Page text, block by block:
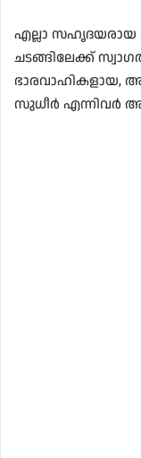
എല്ലാ
ചടങ്ങിലേക്ക്
ഭാരവാഹികളായ,
സുധീർ എന്നിവർ